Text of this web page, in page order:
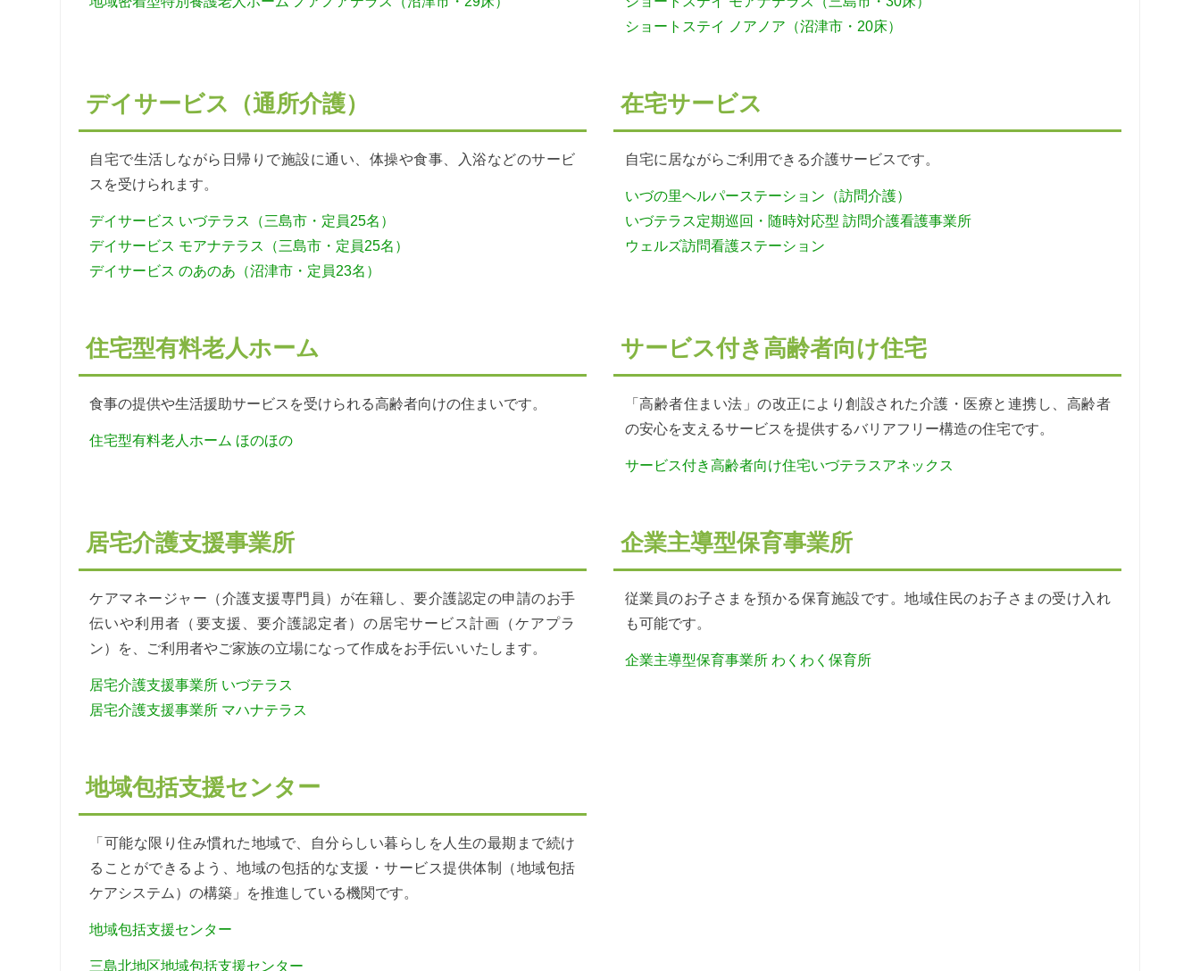
ショートステイ ノアノア（沼津市・20床）
デイサービス（通所介護）
自宅で生活しながら日帰りで施設に通い、体操や食事、入浴などのサービ
スを受けられます。
デイサービス いづテラス（三島市・定員25名）
デイサービス モアナテラス（三島市・定員25名）
デイサービス のあのあ（沼津市・定員23名）
在宅サービス
自宅に居ながらご利用できる介護サービスです。
いづの里ヘルパーステーション（訪問介護）
いづテラス定期巡回・随時対応型 訪問介護看護事業所
ウェルズ訪問看護ステーション
住宅型有料老人ホーム
食事の提供や生活援助サービスを受けられる高齢者向けの住まいです。
住宅型有料老人ホーム ほのほの
サービス付き高齢者向け住宅
「高齢者住まい法」の改正により創設された介護・医療と連携し、高齢者
の安心を支えるサービスを提供するバリアフリー構造の住宅です。
サービス付き高齢者向け住宅いづテラスアネックス
居宅介護支援事業所
ケアマネージャー（介護支援専門員）が在籍し、要介護認定の申請のお手
伝いや利用者（要支援、要介護認定者）の居宅サービス計画（ケアプラ
ン）を、ご利用者やご家族の立場になって作成をお手伝いいたします。
居宅介護支援事業所 いづテラス
居宅介護支援事業所 マハナテラス
企業主導型保育事業所
従業員のお子さまを預かる保育施設です。地域住民のお子さまの受け入れ
も可能です。
企業主導型保育事業所 わくわく保育所
地域包括支援センター
「可能な限り住み慣れた地域で、自分らしい暮らしを人生の最期まで続け
ることができるよう、地域の包括的な支援・サービス提供体制（地域包括
ケアシステム）の構築」を推進している機関です。
地域包括支援センター
三島北地区地域包括支援センター